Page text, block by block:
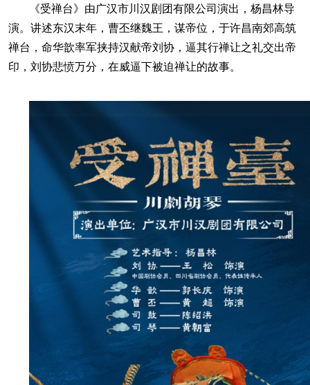
《受禅台》由广汉市川汉剧团有限公司演出，杨昌林导
演。讲述东汉末年，曹丕继魏王，谋帝位，于许昌南郊高筑
禅台，命华歆率军挟持汉献帝刘协，逼其行禅让之礼交出帝
印，刘协悲愤万分，在威逼下被迫禅让的故事。